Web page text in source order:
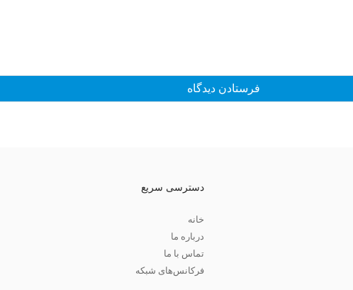
دسترسی سریع
خانه
درباره ما
تماس با ما
فرکانس‌های شبکه